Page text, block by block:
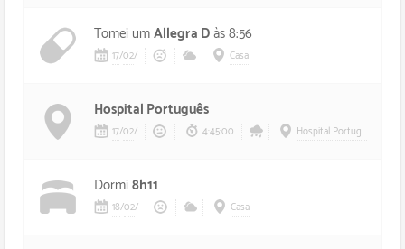
Tomei umAllegra Dàs 8:56
17/02/ Casa
Hospital Português
17/02/ 4:45:00 Hospital Português
Dormi8h11
18/02/ Casa